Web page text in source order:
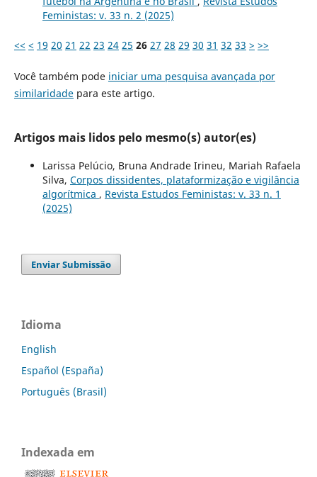
Feministas: v. 33 n. 2 (2025)
<< < 19 20 21 22 23 24 25 26 27 28 29 30 31 32 33 > >>
Você também pode iniciar uma pesquisa avançada por
similaridadepara este artigo.
Artigos mais lidos pelo mesmo(s) autor(es)
Larissa Pelúcio, Bruna Andrade Irineu, Mariah Rafaela
Silva, Corpos dissidentes, plataformização e vigilância
algorítmica , Revista Estudos Feministas: v. 33 n. 1
(2025)
Enviar Submissão
Idioma
English
Español (España)
Português (Brasil)
Indexada em